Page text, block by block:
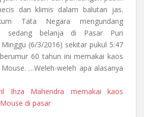
dan klimis dalam balutan jas.
Tata Negara mengundang
sedang belanja di Pasar Puri
(6/3/2016) sekitar pukul 5:47
60 tahun ini memakai kaos
…Weleh-weleh apa alasanya